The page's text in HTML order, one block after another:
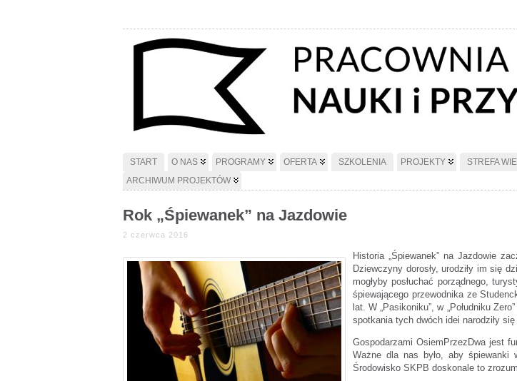
START O NAS PROGRAMY OFERTA SZKOLENIA PROJEKTY STREFA
ARCHIWUM PROJEKTÓW
Rok „Śpiewanek” na Jazdowie
2 czerwca 2016
Historia „Śpiewanek” na Jazdowie
Dziewczyny dorosły, urodziły im się
mogłyby posłuchać porządnego,
śpiewającego przewodnika ze
lat. W „Pasikoniku”, w „Południku
spotkania tych dwóch idei narodziły
Gospodarzami OsiemPrzezDwa jest
Ważne dla nas było, aby śpiewanki
Środowisko SKPB doskonale to